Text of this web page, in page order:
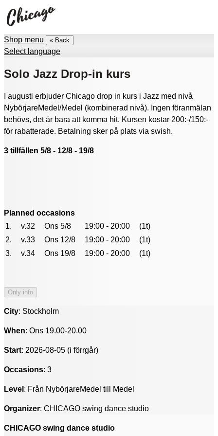
Shop menu « Back
Select language
Solo Jazz Drop-in kurs
I augusti erbjuder Chicago drop in kurs i Jazz med nivå
NybörjareMedel/Medel (kombinerad nivå). Ingen föranmälan
behövs, det är bara att komma hit. Kursen kostar 200:-/150:-
för rabatterade. Betalning sker på plats via swish.
3 tillfällen 5/8 - 12/8 - 19/8
Planned occasions
1.
v.32 Ons 5/8 19:00 - 20:00
(1t)
2.
v.33 Ons 12/8 19:00 - 20:00
(1t)
3.
v.34 Ons 19/8 19:00 - 20:00 (1t)
City: Stockholm
When: Ons 19.00-20.00
Start: 2026-08-05 (i förrgår)
Occasions: 3
Level : Från NybörjareMedel till Medel
Organizer: CHICAGO swing dance studio
CHICAGO swing dance studio